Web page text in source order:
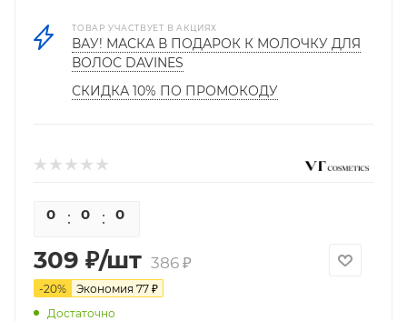
ТОВАР УЧАСТВУЕТ В АКЦИЯХ
ВАУ! МАСКА В ПОДАРОК К МОЛОЧКУ ДЛЯ
ВОЛОС DAVINES
СКИДКА 10% ПО ПРОМОКОДУ
0 0 0
309 ₽/шт 386₽
-20% Экономия 77 ₽
Достаточно